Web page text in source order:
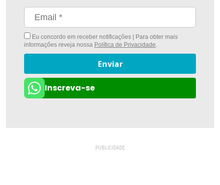
Eu concordo em receber notificações | Para obter mais
informações reveja nossa Política de Privacidade.
Enviar
Inscreva-se